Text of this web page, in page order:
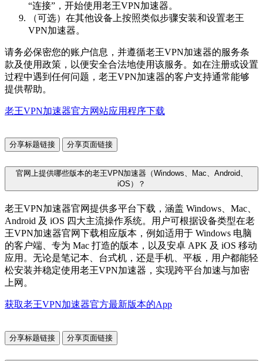
“连接”，开始使用老王VPN加速器。
（可选）在其他设备上按照类似步骤安装和设置老王
VPN加速器。
请务必保密您的账户信息，并遵循老王VPN加速器的服务条
款及使用政策，以便安全合法地使用该服务。如在注册或设置
过程中遇到任何问题，老王VPN加速器的客户支持通常能够
提供帮助。
老王VPN加速器官方网站应用程序下载
分享标题链接 分享页面链接
官网上提供哪些版本的老王VPN加速器（Windows、Mac、Android、
iOS）？
老王VPN加速器官网提供多平台下载，涵盖 Windows、Mac、
Android 及 iOS 四大主流操作系统。用户可根据设备类型在老
王VPN加速器官网下载相应版本，例如适用于 Windows 电脑
的客户端、专为 Mac 打造的版本，以及安卓 APK 及 iOS 移动
应用。无论是笔记本、台式机，还是手机、平板，用户都能轻
松安装并稳定使用老王VPN加速器，实现跨平台加速与加密
上网。
获取老王VPN加速器官方最新版本的App
分享标题链接 分享页面链接